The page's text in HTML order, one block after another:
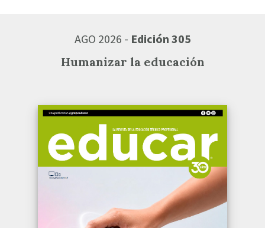
AGO 2026 - Edición 305
Humanizar la educación